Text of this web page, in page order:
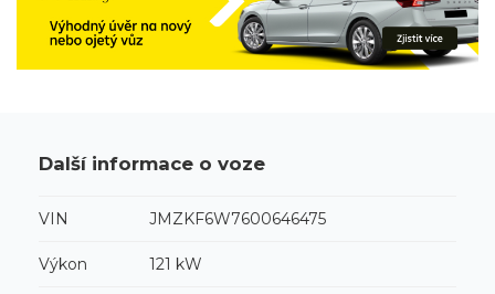
Další informace o voze
VIN JMZKF6W7600646475
Výkon 121 kW